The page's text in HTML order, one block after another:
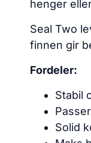
henger
Seal Two
finnen gir
Fordeler:
Stabil
Solid